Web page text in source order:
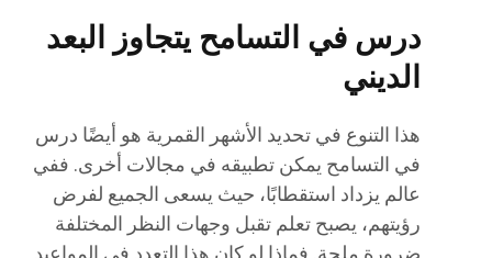
درس في التسامح يتجاوز البعد
الديني
هذا التنوع في تحديد الأشهر القمرية هو أيضًا درس
في التسامح يمكن تطبيقه في مجالات أخرى. ففي
عالم يزداد استقطابًا، حيث يسعى الجميع لفرض
رؤيتهم، يصبح تعلم تقبل وجهات النظر المختلفة